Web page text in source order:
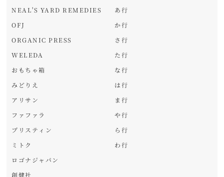
NEAL'S YARD REMEDIES
OFJ
ORGANIC PRESS
WELEDA
おもちゃ箱
みどりえ
アリサン
ファファラ
プリスティン
ミトク
ロゴナジャパン
創健社
あ行
か行
さ行
た行
な行
は行
ま行
や行
ら行
わ行